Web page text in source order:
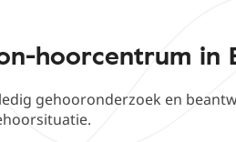
hoorcentrum in
gehooronderzoek en